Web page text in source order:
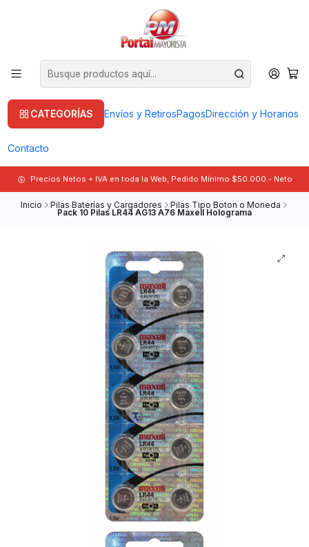
CATEGORÍAS Envíos y RetirosPagosDirección y Horarios
Contacto
Precios Netos + IVA en toda la Web, Pedido Mínimo $50.000.- Neto
Inicio Pilas Baterías y Cargadores Pilas Tipo Boton o Moneda
Pack 10 Pilas LR44 AG13 A76 Maxell Holograma